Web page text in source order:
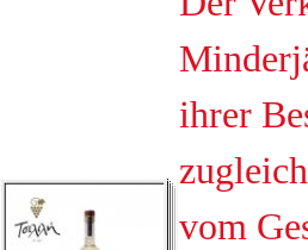
ihrer
vom